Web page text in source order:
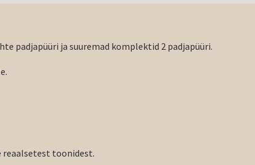
padjapüüri ja suuremad komplektid 2 padjapüüri.
reaalsetest toonidest.